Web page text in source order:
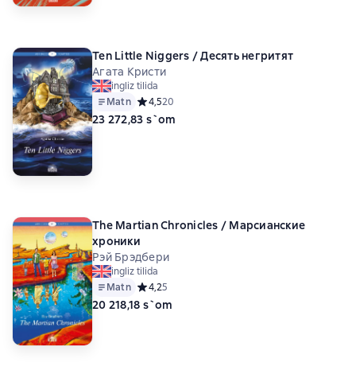
Ten Little Niggers / Десять негритят
Агата Кристи
ingliz tilida
Matn Средний рейтинг 4,5 на основе 20 оценок
4,520
23 272,83 s`om
The Martian Chronicles / Марсианские
хроники
Рэй Брэдбери
ingliz tilida
Matn Средний рейтинг 4,2 на основе 5 оценок
4,25
20 218,18 s`om